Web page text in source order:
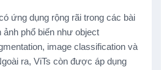
ứng dụng rộng rãi trong các bài
ảnh phổ biến như object
image classification và
ra, ViTs còn được áp dụng